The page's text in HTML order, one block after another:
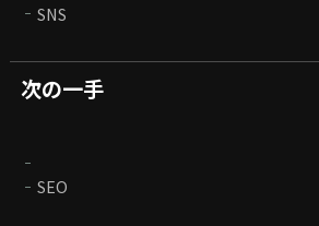
SNS
次の一手
SEO